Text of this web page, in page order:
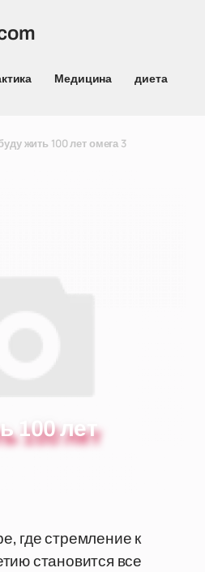
Медицина
диета
жить 100 лет омега 3
100 лет
где стремление к
становится все